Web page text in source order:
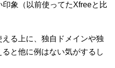
象（以前使ってたXfreeと比
る上に、独自ドメインや独
と他に例はない気がするし